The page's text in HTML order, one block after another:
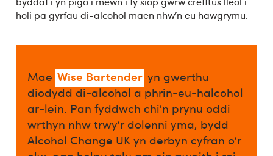
holi pa gyrfau di-alcohol maen nhw’n eu hawgrymu.
Mae Wise Bartender yn gwerthu
diodydd di-alcohol a phrin-eu-halcohol
ar-lein. Pan fyddwch chi’n prynu oddi
wrthyn nhw trwy’r dolenni yma, bydd
Alcohol Change UK yn derbyn cyfran o’r